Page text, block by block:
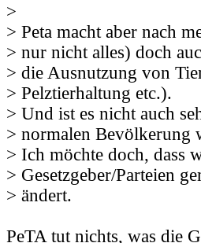
>
> Peta macht aber nach
> nur nicht alles) doch
> die Ausnutzung von
> Pelztierhaltung etc.).
> Und ist es nicht auch
> normalen Bevölkerung
> Ich möchte doch, dass
> Gesetzgeber/Parteien
> ändert.
PeTA tut nichts, was die